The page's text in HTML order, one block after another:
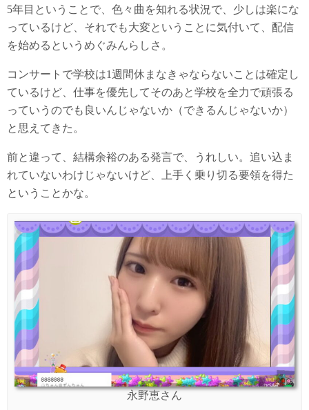
5年目ということで、色々曲を知れる状況で、少しは楽にな
っているけど、それでも大変ということに気付いて、配信
を始めるというめぐみんらしさ。
コンサートで学校は1週間休まなきゃならないことは確定し
ているけど、仕事を優先してそのあと学校を全力で頑張る
っていうのでも良いんじゃないか（できるんじゃないか）
と思えてきた。
前と違って、結構余裕のある発言で、うれしい。追い込ま
れていないわけじゃないけど、上手く乗り切る要領を得た
ということかな。
永野恵さん